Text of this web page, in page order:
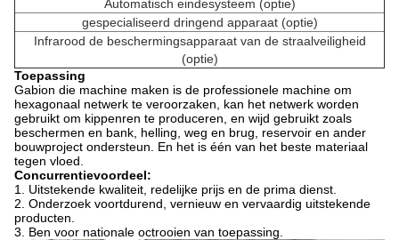
Automatisch eindesysteem (optie)
gespecialiseerd dringend apparaat (optie)
Infrarood de beschermingsapparaat van de straalveiligheid
(optie)
Toepassing
Gabion die machine maken is de professionele machine om
hexagonaal netwerk te veroorzaken, kan het netwerk worden
gebruikt om kippenren te produceren, en wijd gebruikt zoals
beschermen en bank, helling, weg en brug, reservoir en ander
bouwproject ondersteun. En het is één van het beste materiaal
tegen vloed.
Concurrentievoordeel:
1. Uitstekende kwaliteit, redelijke prijs en de prima dienst.
2. Onderzoek voortdurend, vernieuw en vervaardig uitstekende
producten.
3. Ben voor nationale octrooien van toepassing.